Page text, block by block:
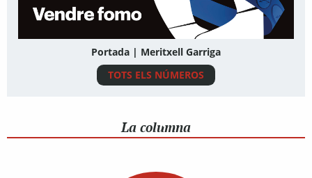
Portada | Meritxell Garriga
TOTS ELS NÚMEROS
La columna